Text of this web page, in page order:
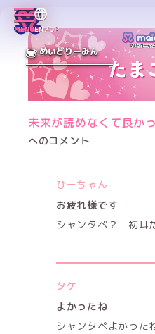
MENUEN／JP
めいどりーみん
未来が読めなくて良か
へのコメント
ひーちゃん
お疲れ様です
シャンタペ？ 初耳
タケ
よかったね
シャンタペよかった